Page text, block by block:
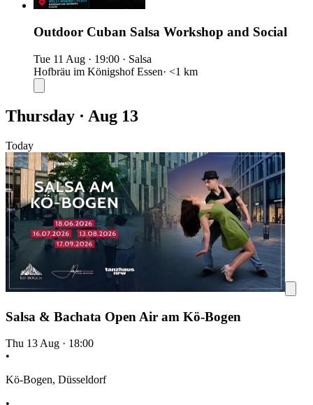
Outdoor Cuban Salsa Workshop and Social
Tue 11 Aug · 19:00 · Salsa
Hofbräu im Königshof Essen· <1 km
Thursday · Aug 13
Today
Salsa & Bachata Open Air am Kö-Bogen
Thu 13 Aug · 18:00
•
Kö-Bogen, Düsseldorf